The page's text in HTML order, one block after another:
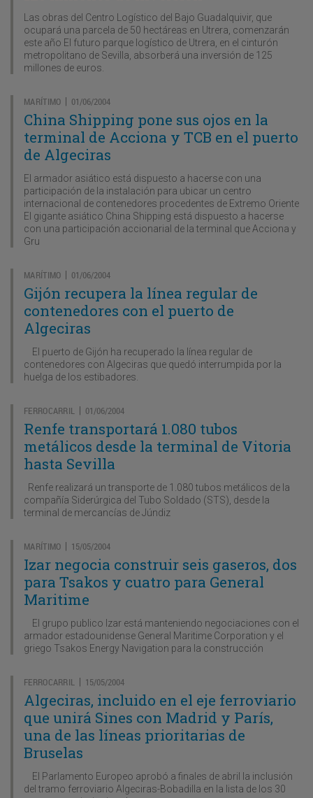
Las obras del Centro Logístico del Bajo Guadalquivir, que
ocupará una parcela de 50 hectáreas en Utrera, comenzarán
este año El futuro parque logístico de Utrera, en el cinturón
metropolitano de Sevilla, absorberá una inversión de 125
millones de euros.
MARÍTIMO | 01/06/2004
China Shipping pone sus ojos en la
terminal de Acciona y TCB en el puerto
de Algeciras
El armador asiático está dispuesto a hacerse con una
participación de la instalación para ubicar un centro
internacional de contenedores procedentes de Extremo Oriente
El gigante asiático China Shipping está dispuesto a hacerse
con una participación accionarial de la terminal que Acciona y
Gru
MARÍTIMO | 01/06/2004
Gijón recupera la línea regular de
contenedores con el puerto de
Algeciras
El puerto de Gijón ha recuperado la línea regular de
contenedores con Algeciras que quedó interrumpida por la
huelga de los estibadores.
FERROCARRIL | 01/06/2004
Renfe transportará 1.080 tubos
metálicos desde la terminal de Vitoria
hasta Sevilla
Renfe realizará un transporte de 1.080 tubos metálicos de la
compañía Siderúrgica del Tubo Soldado (STS), desde la
terminal de mercancías de Júndiz
MARÍTIMO | 15/05/2004
Izar negocia construir seis gaseros, dos
para Tsakos y cuatro para General
Maritime
El grupo publico Izar está manteniendo negociaciones con el
armador estadounidense General Maritime Corporation y el
griego Tsakos Energy Navigation para la construcción
FERROCARRIL | 15/05/2004
Algeciras, incluido en el eje ferroviario
que unirá Sines con Madrid y París,
una de las líneas prioritarias de
Bruselas
El Parlamento Europeo aprobó a finales de abril la inclusión
del tramo ferroviario Algeciras-Bobadilla en la lista de los 30